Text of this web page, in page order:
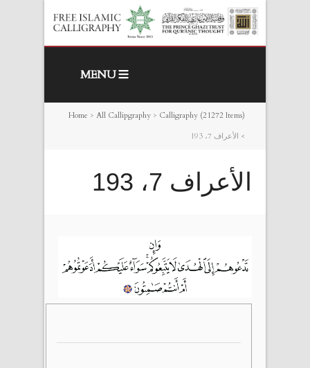
MENU
Home > All Callipgraphy > Calligraphy (21272 Items)
> الأعراف 7، 193
الأعراف 7، 193